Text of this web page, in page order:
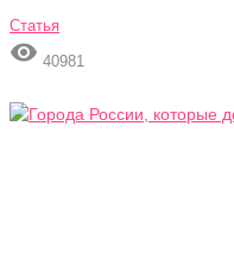
Статья
 40981